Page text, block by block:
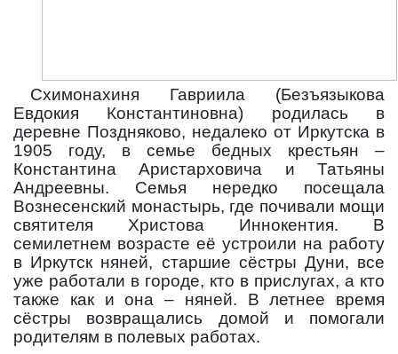
Схимонахиня Гавриила (Безъязыкова
Евдокия Константиновна) родилась в
деревне Поздняково, недалеко от Иркутска в
1905 году, в семье бедных крестьян –
Константина Аристарховича и Татьяны
Андреевны. Семья нередко посещала
Вознесенский монастырь, где почивали мощи
святителя Христова Иннокентия. В
семилетнем возрасте её устроили на работу
в Иркутск няней, старшие сёстры Дуни, все
уже работали в городе, кто в прислугах, а кто
также как и она – няней. В летнее время
сёстры возвращались домой и помогали
родителям в полевых работах.